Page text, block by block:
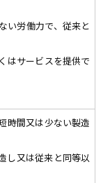
い労働力で、従来と
はサービスを提供で
時間又は少ない製造
し又は従来と同等以